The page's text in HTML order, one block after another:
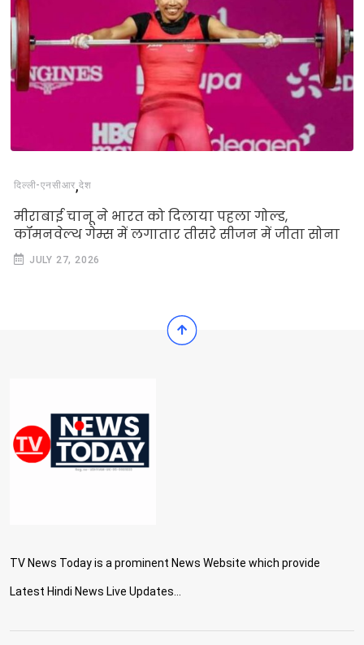
दिल्‍ली-एनसीआर,देश
मीराबाई चानू ने भारत को दिलाया पहला गोल्ड,
कॉमनवेल्थ गेम्स में लगातार तीसरे सीजन में जीता सोना
JULY 27, 2026
TV News Today is a prominent News Website which provide
Latest Hindi News Live Updates...